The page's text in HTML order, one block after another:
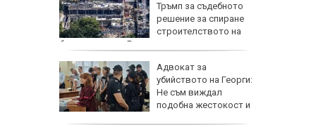
Тръмп за съдебното
решение за спиране
строителството на
балната зала в Белия дом
Адвокат за
убийството на Георги:
Не съм виждал
подобна жестокост и